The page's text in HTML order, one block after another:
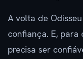
A volta de
confiança. E,
precisa ser